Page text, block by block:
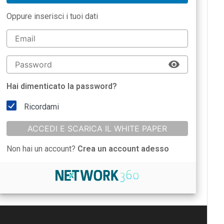
Oppure inserisci i tuoi dati
Hai dimenticato la password?
Ricordami
ACCEDI E SCARICA IL WHITE PAPER
Non hai un account? Crea un account adesso